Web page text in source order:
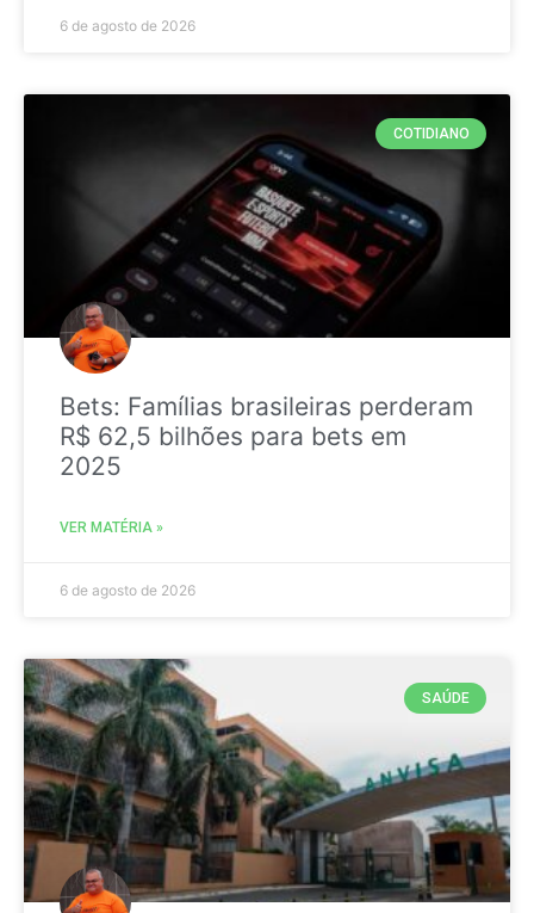
6 de agosto de 2026
COTIDIANO
Bets: Famílias brasileiras perderam
R$ 62,5 bilhões para bets em
2025
VER MATÉRIA »
6 de agosto de 2026
SAÚDE